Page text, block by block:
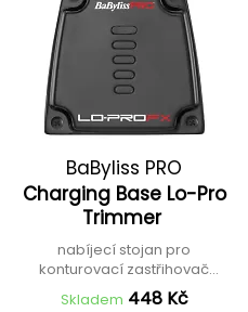
BaByliss PRO
Charging Base Lo-Pro
Trimmer
nabíjecí stojan pro
konturovací zastřihovač
FX726E
Skladem 448 Kč